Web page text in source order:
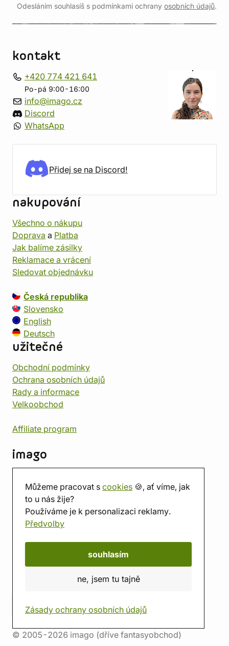
Můžeme pracovat s cookies 🍪, ať víme, jak
to u nás žije?
Používáme je k personalizaci reklamy.
Předvolby
souhlasím
ne, jsem tu tajně
Zásady ochrany osobních údajů
Odesláním souhlasíš s podmínkami ochrany osobních údajů.
kontakt
+420 774 421 641
Po-pá 9:00-16:00
info@imago.cz
Discord
WhatsApp
Přidej se na Discord!
nakupování
Všechno o nákupu
Doprava a Platba
Jak balíme zásilky
Reklamace a vrácení
Sledovat objednávku
Česká republika
Slovensko
English
Deutsch
užitečné
Obchodní podmínky
Ochrana osobních údajů
Rady a informace
Velkoobchod
Affiliate program
imago
Prodejna
Herna
O nás
Hodnocení obchodu
© 2005-2026 imago (dříve fantasyobchod)